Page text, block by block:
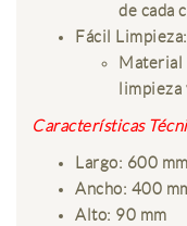
de cada
Fácil Limpieza:
Material
limpieza
Características
Largo: 600 mm
Ancho: 400
Alto: 90 mm